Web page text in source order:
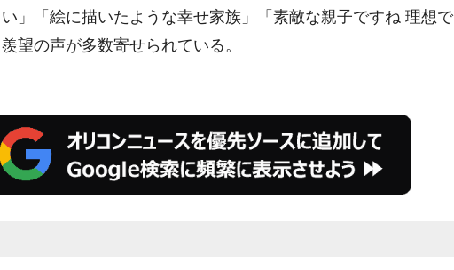
」「絵に描いたような幸せ家族」「素敵な親子ですね 理想で
望の声が多数寄せられている。